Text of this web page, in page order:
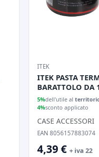
ITEK
ITEK PASTA
BARATTOLO DA
SPATOLA, GRAY
5%dell'utile al
4%sconto applicato
CASE ACCESSORI
EAN 8056157883074
4,39 € + iva 22